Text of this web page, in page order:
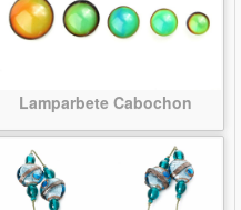
Lamparbete Cabochon